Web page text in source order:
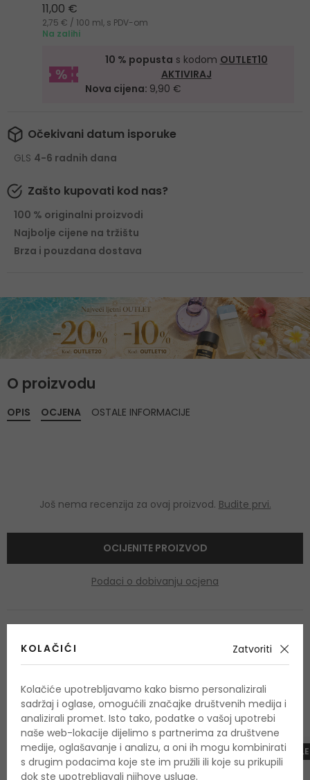
11,00 €
2,75 € / 100 ml, s PDV-om
Na zalihi
10 % popusta s kodom OUTLET10
AKTIVIRAJ
Nova cijena: 9,90 €
Očekivani datum isporuke
GLS 4-6 radnih dana
Zašto kupovati kod nas?
100 % originalni proizvodi
Najbolje cijene na tržištu
Brza i pouzdana dostava
O proizvodu
OPIS OCJENA
Još nema recenzija za ovaj proizvod. Budite prvi.
OCIJENITE PROIZVOD
Podaci o dobivanju ocjena
OSTALE INFORMACIJE
SVR Topialyse
-10%. KOD:
KOLAČIĆI Zatvoriti
Kolačiće upotrebljavamo kako bismo personalizirali
sadržaj i oglase, omogućili značajke društvenih medija i
analizirali promet. Isto tako, podatke o vašoj upotrebi
naše web-lokacije dijelimo s partnerima za društvene
medije, oglašavanje i analizu, a oni ih mogu kombinirati
s drugim podacima koje ste im pružili ili koje su prikupili
dok ste upotrebljavali njihove usluge.